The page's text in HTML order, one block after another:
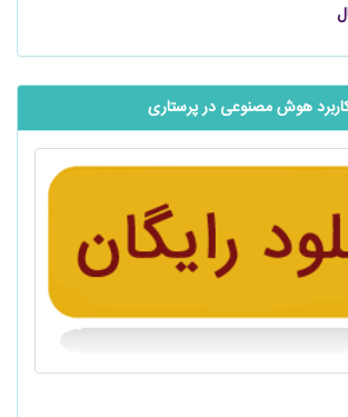
هوش مصنوعی در پرستاری